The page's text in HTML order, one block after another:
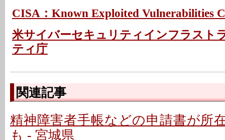
CISA：Known Exploited Vulnerabilities
米サイバーセキュリティインフラスト
ティ庁
関連記事
精神障害者手帳などの申請書が所
も - 宮城県